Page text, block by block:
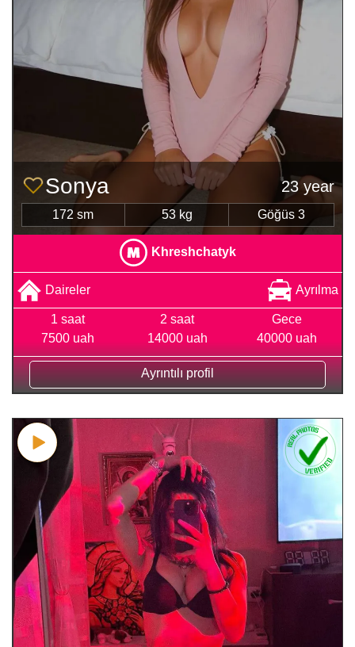
Sonya 23 year
172 sm 53 kg Göğüs 3
Khreshchatyk
Daireler Ayrılma
1 saat
7500 uah
2 saat
14000 uah
Gece
40000 uah
Ayrıntılı profil